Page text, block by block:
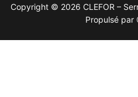
Copyright © 2026 CLEFOR –
Propulsé par